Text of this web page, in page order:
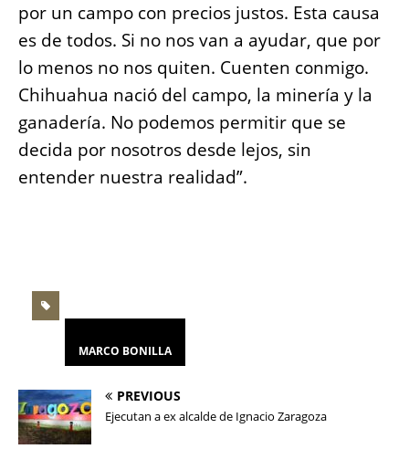
por un campo con precios justos. Esta causa
es de todos. Si no nos van a ayudar, que por
lo menos no nos quiten. Cuenten conmigo.
Chihuahua nació del campo, la minería y la
ganadería. No podemos permitir que se
decida por nosotros desde lejos, sin
entender nuestra realidad”.
MARCO BONILLA
PREVIOUS
Ejecutan a ex alcalde de Ignacio Zaragoza